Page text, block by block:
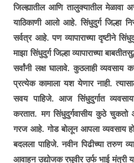
जिल्ह्यातील आणि तालुक्यातील मेळावा
याठिकाणी आलो आहे. सिंधुदुर्ग जिल्हा
सर्वत्र आहे. पण व्यापाराच्या दृष्टीने
माझा सिंधुदुर्ग जिल्हा व्यापाराच्या
सर्वांनी लक्ष घालावे. कुठलाही व्यवसाय
प्रत्येक कामाला यश येणार नाही.
सवय पाहिजे. आज सिंधुदुर्गात
करतात. मग सिंधुदुर्गवासीय कुठे चुकतो
गरज आहे. गोड बोलून आपला व्यवसाय
बदलला पाहिजे. नवीन पिढीच्या तरुण
आवाहन उद्योजक रघुवीर उर्फ भाई मंत्री